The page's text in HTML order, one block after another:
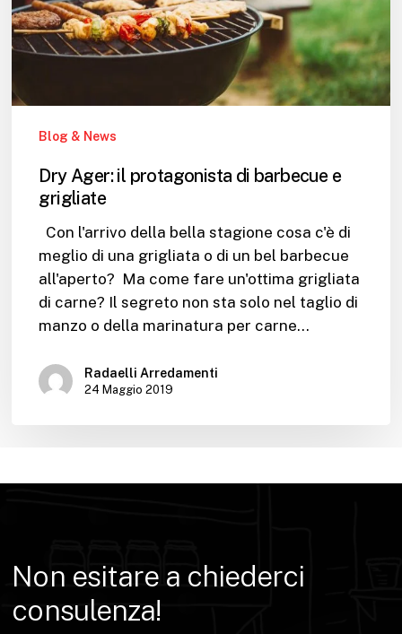
e
grigliate
Blog & News
Dry Ager: il protagonista di barbecue e
grigliate
Con l'arrivo della bella stagione cosa c'è di
meglio di una grigliata o di un bel barbecue
all'aperto? Ma come fare un'ottima grigliata
di carne? Il segreto non sta solo nel taglio di
manzo o della marinatura per carne…
Radaelli Arredamenti
24 Maggio 2019
Non esitare a chiederci
consulenza!